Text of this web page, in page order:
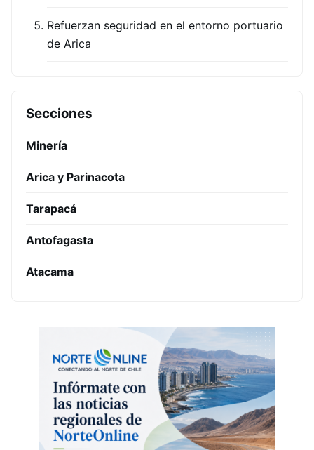
Refuerzan seguridad en el entorno portuario
de Arica
Secciones
Minería
Arica y Parinacota
Tarapacá
Antofagasta
Atacama